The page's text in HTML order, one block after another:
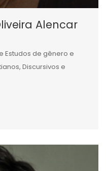
Alencar
Estudos de gênero e
Discursivos e